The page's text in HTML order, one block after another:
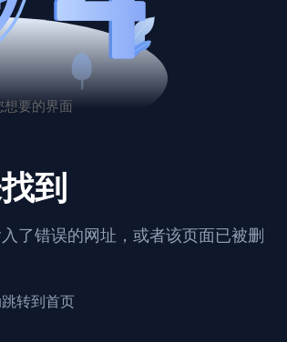
到
了错误的网址，或者该页面已被删
转到首页